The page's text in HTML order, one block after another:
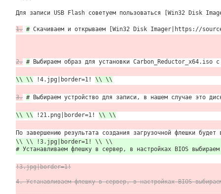
Для записи USB Flash советуем пользоваться [Win32
1. #Скачиваем и открываем [Win32 Disk Imager|https://
2. #Выбираем образ для установки Carbon_Reductor_x64.iso
\\ \\ !4.jpg|border=1! \\ \\
3. #Выбираем устройство для записи, в нашем случае это
\\ \\ !21.png|border=1! \\ \\
По завершению результата создания загрузочной флешки будет
\\ \\ !3.jpg|border=1! \\ \\
# Устанавливаем флешку в сервер, в настройках BIOS
!3.jpg|border=1!
4. Устанавливаем флешку в сервер, в настройках BIOS